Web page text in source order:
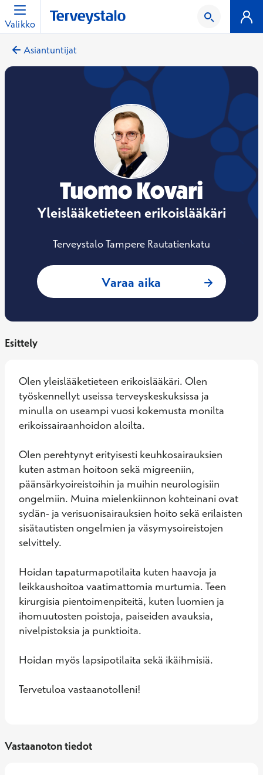
Valikko
Asiantuntijat
Tuomo Kovari
Yleislääketieteen erikoislääkäri
Terveystalo Tampere Rautatienkatu
Varaa aika : Tuomo Kovari,
Esittely
Olen yleislääketieteen erikoislääkäri. Olen
työskennellyt useissa terveyskeskuksissa ja
minulla on useampi vuosi kokemusta monilta
erikoissairaanhoidon aloilta.
Olen perehtynyt erityisesti keuhkosairauksien
kuten astman hoitoon sekä migreeniin,
päänsärkyoireistoihin ja muihin neurologisiin
ongelmiin. Muina mielenkiinnon kohteinani ovat
sydän- ja verisuonisairauksien hoito sekä erilaisten
sisätautisten ongelmien ja väsymysoireistojen
selvittely.
Hoidan tapaturmapotilaita kuten haavoja ja
leikkaushoitoa vaatimattomia murtumia. Teen
kirurgisia pientoimenpiteitä, kuten luomien ja
ihomuutosten poistoja, paiseiden avauksia,
nivelpistoksia ja punktioita.
Hoidan myös lapsipotilaita sekä ikäihmisiä.
Tervetuloa vastaanotolleni!
Vastaanoton tiedot